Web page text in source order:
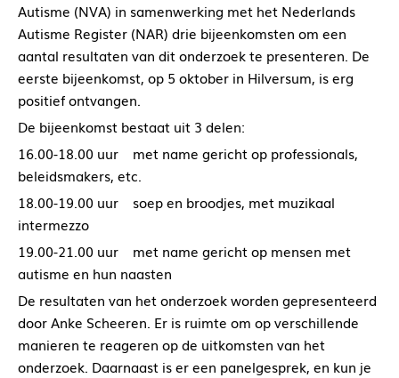
Autisme (NVA) in samenwerking met het Nederlands
Autisme Register (NAR) drie bijeenkomsten om een
aantal resultaten van dit onderzoek te presenteren. De
eerste bijeenkomst, op 5 oktober in Hilversum, is erg
positief ontvangen.
De bijeenkomst bestaat uit 3 delen:
16.00-18.00 uur met name gericht op professionals,
beleidsmakers, etc.
18.00-19.00 uur soep en broodjes, met muzikaal
intermezzo
19.00-21.00 uur met name gericht op mensen met
autisme en hun naasten
De resultaten van het onderzoek worden gepresenteerd
door Anke Scheeren. Er is ruimte om op verschillende
manieren te reageren op de uitkomsten van het
onderzoek. Daarnaast is er een panelgesprek, en kun je